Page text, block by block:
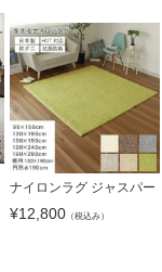
ナイロンラグ ジャスパー
¥12,800（税込み）